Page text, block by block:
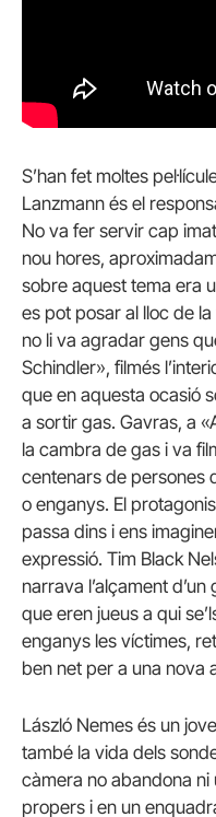
S’han fet moltes
Lanzmann és el
No va fer servir cap
nou hores,
sobre aquest tema era
es pot posar al lloc de
no li va agradar gens
Schindler», filmés
que en aquesta ocasió
a sortir gas. Gavras, a
la cambra de gas i va
centenars de persones
o enganys. El
passa dins i ens
expressió. Tim Black
narrava l’alçament
que eren jueus a qui
enganys les víctimes,
ben net per a una nova
László Nemes és un
també la vida dels
càmera no abandona
propers i en un